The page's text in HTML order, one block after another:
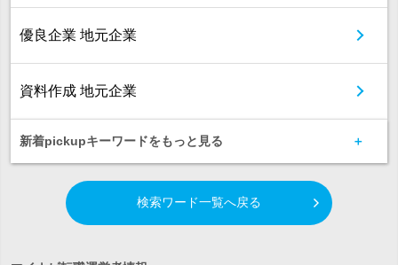
優良企業 地元企業
資料作成 地元企業
新着pickupキーワードをもっと見る
検索ワード一覧へ戻る